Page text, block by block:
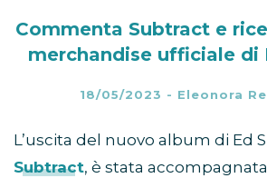
Commenta Subtract e
merchandise ufficiale di
18/05/2023 - Eleonora
L’uscita del nuovo album di Ed
Subtract, è stata